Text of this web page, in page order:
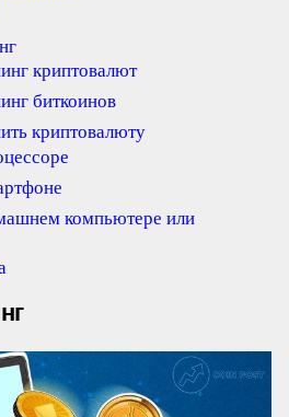
криптовалют
биткоинов
криптовалюту
компьютере или